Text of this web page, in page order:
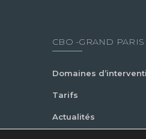
CBO -GRAND PARIS
Domaines
Tarifs
Actualités